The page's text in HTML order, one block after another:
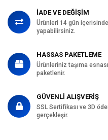
İADE VE DEĞİŞİM
Ürünleri 14 gün
yapabilirsiniz.
HASSAS PAKETLEME
Ürünleriniz taşıma
paketlenir.
GÜVENLİ ALIŞVERİŞ
SSL Sertifikası ve 3D
gerçekleşir.